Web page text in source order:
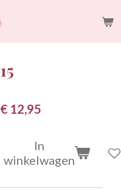
15
€ 12,95
In
winkelwagen